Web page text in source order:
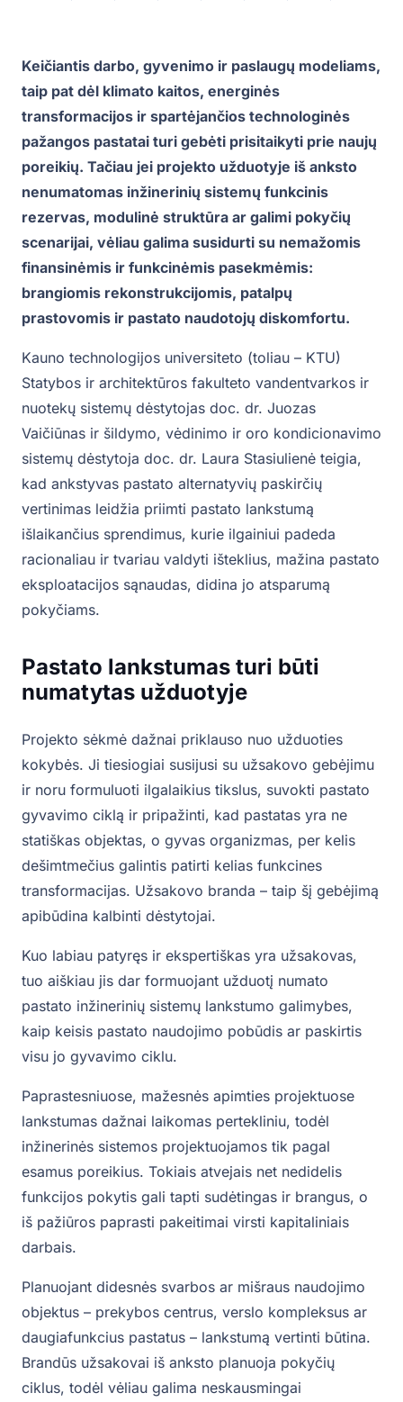
Keičiantis darbo, gyvenimo ir paslaugų modeliams,
taip pat dėl klimato kaitos, energinės
transformacijos ir spartėjančios technologinės
pažangos pastatai turi gebėti prisitaikyti prie naujų
poreikių. Tačiau jei projekto užduotyje iš anksto
nenumatomas inžinerinių sistemų funkcinis
rezervas, modulinė struktūra ar galimi pokyčių
scenarijai, vėliau galima susidurti su nemažomis
finansinėmis ir funkcinėmis pasekmėmis:
brangiomis rekonstrukcijomis, patalpų
prastovomis ir pastato naudotojų diskomfortu.
Kauno technologijos universiteto (toliau – KTU)
Statybos ir architektūros fakulteto vandentvarkos ir
nuotekų sistemų dėstytojas doc. dr. Juozas
Vaičiūnas ir šildymo, vėdinimo ir oro kondicionavimo
sistemų dėstytoja doc. dr. Laura Stasiulienė teigia,
kad ankstyvas pastato alternatyvių paskirčių
vertinimas leidžia priimti pastato lankstumą
išlaikančius sprendimus, kurie ilgainiui padeda
racionaliau ir tvariau valdyti išteklius, mažina pastato
eksploatacijos sąnaudas, didina jo atsparumą
pokyčiams.
Pastato lankstumas turi būti
numatytas užduotyje
Projekto sėkmė dažnai priklauso nuo užduoties
kokybės. Ji tiesiogiai susijusi su užsakovo gebėjimu
ir noru formuluoti ilgalaikius tikslus, suvokti pastato
gyvavimo ciklą ir pripažinti, kad pastatas yra ne
statiškas objektas, o gyvas organizmas, per kelis
dešimtmečius galintis patirti kelias funkcines
transformacijas. Užsakovo branda – taip šį gebėjimą
apibūdina kalbinti dėstytojai.
Kuo labiau patyręs ir ekspertiškas yra užsakovas,
tuo aiškiau jis dar formuojant užduotį numato
pastato inžinerinių sistemų lankstumo galimybes,
kaip keisis pastato naudojimo pobūdis ar paskirtis
visu jo gyvavimo ciklu.
Paprastesniuose, mažesnės apimties projektuose
lankstumas dažnai laikomas pertekliniu, todėl
inžinerinės sistemos projektuojamos tik pagal
esamus poreikius. Tokiais atvejais net nedidelis
funkcijos pokytis gali tapti sudėtingas ir brangus, o
iš pažiūros paprasti pakeitimai virsti kapitaliniais
darbais.
Planuojant didesnės svarbos ar mišraus naudojimo
objektus – prekybos centrus, verslo kompleksus ar
daugiafunkcius pastatus – lankstumą vertinti būtina.
Brandūs užsakovai iš anksto planuoja pokyčių
ciklus, todėl vėliau galima neskausmingai